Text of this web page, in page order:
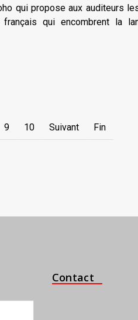
qui propose aux auditeurs
qui encombrent la
9 10 Suivant Fin
Contact